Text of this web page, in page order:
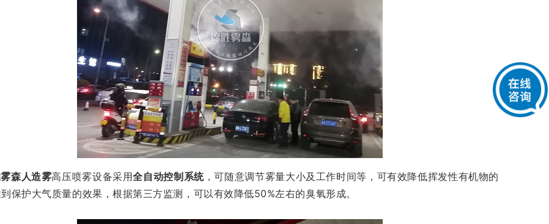
森人造雾高压喷雾设备采用全自动控制系统，可随意调节雾量大小及工作时间等，可有效降低挥发性有机物的
保护大气质量的效果，根据第三方监测，可以有效降低50%左右的臭氧形成。